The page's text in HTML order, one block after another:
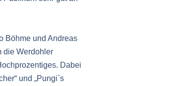
Böhme und Andreas
die Werdohler
Dabei
und „Pungi`s